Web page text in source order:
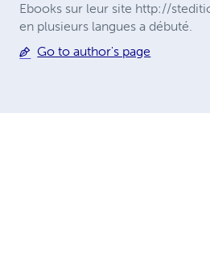
Ebooks sur leur site http://
en plusieurs langues a débuté.
Go to author's page